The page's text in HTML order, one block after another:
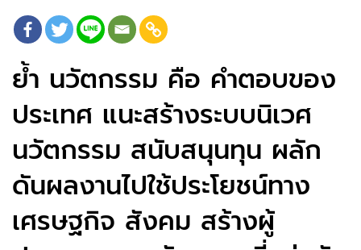
ย้ำ นวัตกรรม คือ คำตอบของ
ประเทศ แนะสร้างระบบนิเวศ
นวัตกรรม สนับสนุนทุน ผลัก
ดันผลงานไปใช้ประโยชน์ทาง
เศรษฐกิจ สังคม สร้างผู้